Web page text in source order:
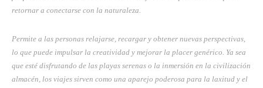
retornar a conectarse con la naturaleza.
Permite a las personas relajarse, recargar y obtener nuevas perspectivas,
lo que puede impulsar la creatividad y mejorar la placer genérico. Ya sea
que esté disfrutando de las playas serenas o la inmersión en la civilización
almacén, los viajes sirven como una aparejo poderosa para la laxitud y el